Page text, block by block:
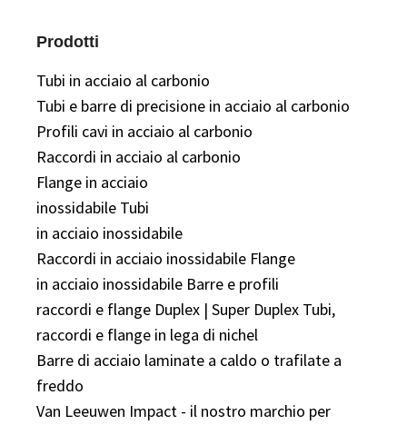
Prodotti
Tubi in acciaio al carbonio
Tubi e barre di precisione in acciaio al carbonio
Profili cavi in ​​acciaio al carbonio
Raccordi in acciaio al carbonio
Flange in acciaio
inossidabile Tubi
in acciaio inossidabile
Raccordi in acciaio inossidabile Flange
in acciaio inossidabile Barre e profili
raccordi e flange Duplex | Super Duplex Tubi,
raccordi e flange in lega di nichel
Barre di acciaio laminate a caldo o trafilate a
freddo
Van Leeuwen Impact - il nostro marchio per